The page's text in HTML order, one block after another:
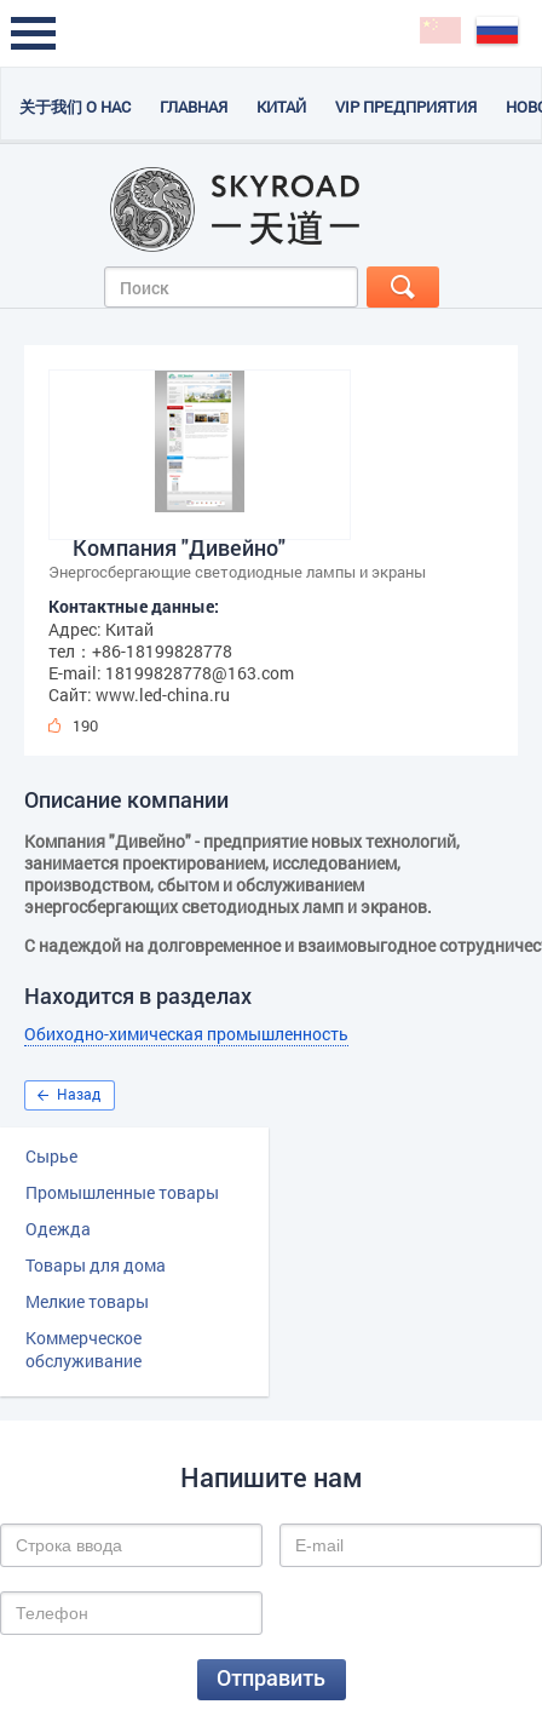
关于我们 О НАС ГЛАВНАЯ КИТАЙ VIP ПРЕДПРИЯТИЯ
Сырье
Промышленные товары
Одежда
Товары для дома
Мелкие товары
Коммерческое
обслуживание
Компания "Дивейно"
Энергосбергающие светодиодные лампы и экраны
Контактные данные:
Адрес: Китай
тел：+86-18199828778
E-mail: 18199828778@163.com
Сайт: www.led-china.ru
190
Описание компании
Компания "Дивейно" - предприятие новых технологий,
занимается проектированием, исследованием,
производством, сбытом и обслуживанием
энергосбергающих светодиодных ламп и экранов.
С надеждой на долговременное и взаимовыгодное
Находится в разделах
Обиходно-химическая промышленность
Назад
Напишите нам